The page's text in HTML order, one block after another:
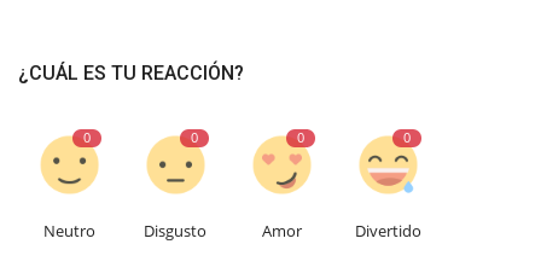
¿CUÁL ES TU REACCIÓN?
0
Neutro
0
Disgusto
0
Amor
0
Divertido